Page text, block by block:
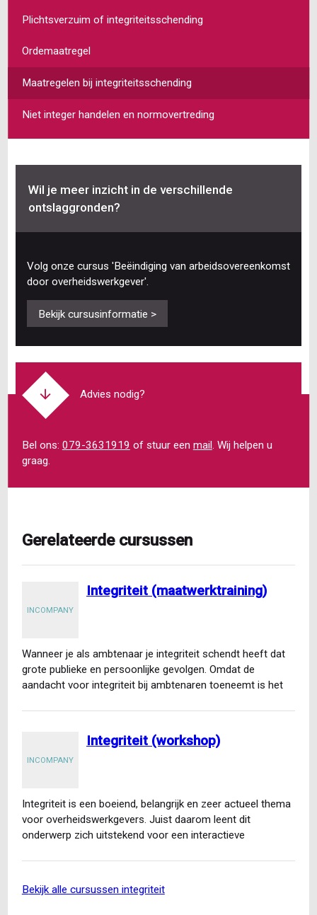
Plichtsverzuim of integriteitsschending
Ordemaatregel
Maatregelen bij integriteitsschending
Niet integer handelen en normovertreding
Wil je meer inzicht in de verschillende
ontslaggronden?
Volg onze cursus 'Beëindiging van arbeidsovereenkomst
door overheidswerkgever'.
Bekijk cursusinformatie >
Advies nodig?
Bel ons: 079-3631919 of stuur een mail. Wij helpen u
graag.
Gerelateerde cursussen
INCOMPANY
Integriteit (maatwerktraining)
Wanneer je als ambtenaar je integriteit schendt heeft dat
grote publieke en persoonlijke gevolgen. Omdat de
aandacht voor integriteit bij ambtenaren toeneemt is het
INCOMPANY
Integriteit (workshop)
Integriteit is een boeiend, belangrijk en zeer actueel thema
voor overheidswerkgevers. Juist daarom leent dit
onderwerp zich uitstekend voor een interactieve
bekijk alle cursussen integriteit